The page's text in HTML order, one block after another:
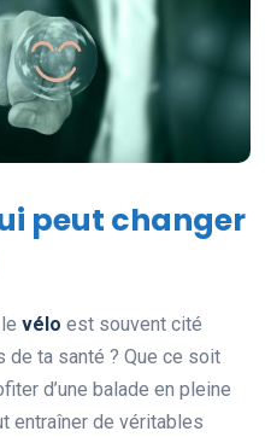
peut changer
vélo est souvent cité
de ta santé ? Que ce soit
d’une balade en pleine
entraîner de véritables